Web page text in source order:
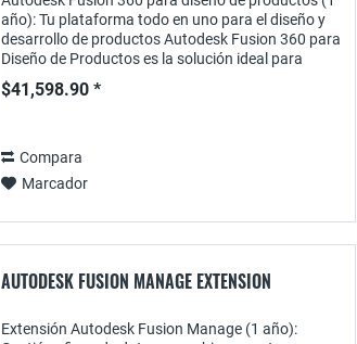
año): Tu plataforma todo en uno para el diseño y
desarrollo de productos Autodesk Fusion 360 para
Diseño de Productos es la solución ideal para
diseñadores e ingenieros que desean...
$41,598.90 *
Compara
Marcador
AUTODESK FUSION MANAGE EXTENSION
Extensión Autodesk Fusion Manage (1 año):